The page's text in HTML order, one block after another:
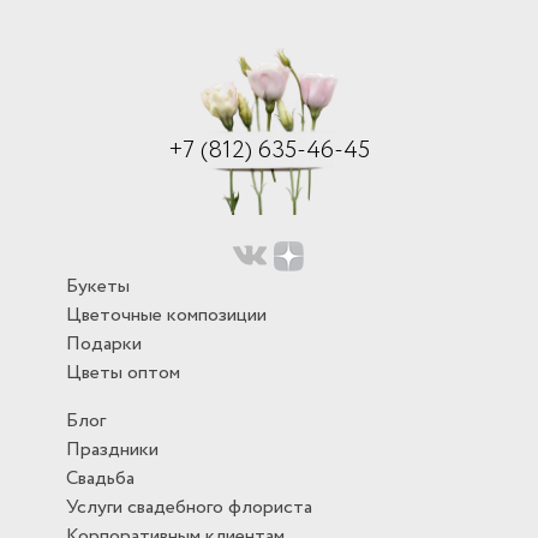
+7 (812) 635-46-45
Букеты
Цветочные композиции
Подарки
Цветы оптом
Блог
Праздники
Свадьба
Услуги свадебного флориста